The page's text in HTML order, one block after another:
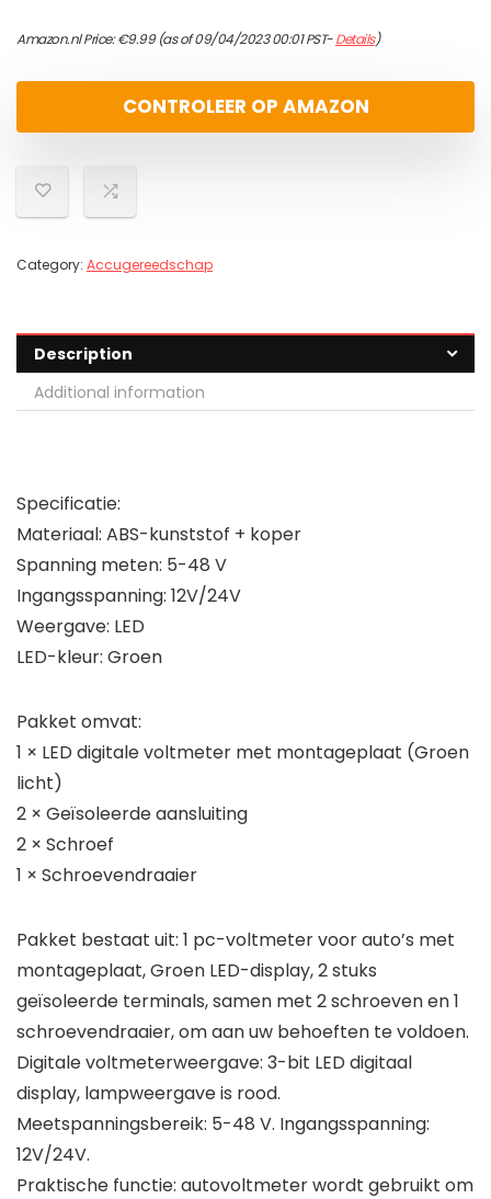
Amazon.nl Price:€9.99(as of 09/04/2023 00:01 PST-Details)
CONTROLEER OP AMAZON
Category: Accugereedschap
Description
Additional information
Specificatie:
Materiaal: ABS-kunststof + koper
Spanning meten: 5-48 V
Ingangsspanning: 12V/24V
Weergave: LED
LED-kleur: Groen
Pakket omvat:
1 × LED digitale voltmeter met montageplaat (Groen
licht)
2 × Geïsoleerde aansluiting
2 × Schroef
1 × Schroevendraaier
Pakket bestaat uit: 1 pc-voltmeter voor auto’s met
montageplaat, Groen LED-display, 2 stuks
geïsoleerde terminals, samen met 2 schroeven en 1
schroevendraaier, om aan uw behoeften te voldoen.
Digitale voltmeterweergave: 3-bit LED digitaal
display, lampweergave is rood.
Meetspanningsbereik: 5-48 V. Ingangsspanning:
12V/24V.
Praktische functie: autovoltmeter wordt gebruikt om